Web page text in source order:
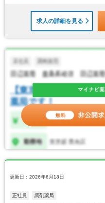
求人の詳細を見る
更新日：2026年6月18日
正社員 調剤薬局